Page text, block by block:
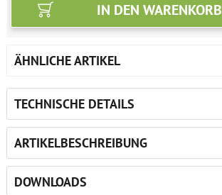
IN DEN WARENKORB
ÄHNLICHE ARTIKEL
TECHNISCHE DETAILS
ARTIKELBESCHREIBUNG
DOWNLOADS